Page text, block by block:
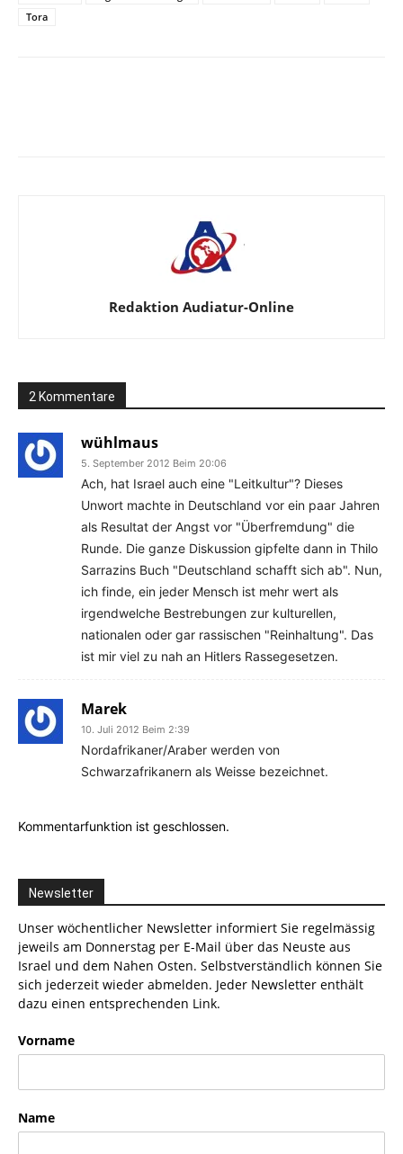
Tora
Redaktion Audiatur-Online
2 Kommentare
wühlmaus
5. September 2012 Beim 20:06
Ach, hat Israel auch eine "Leitkultur"? Dieses
Unwort machte in Deutschland vor ein paar Jahren
als Resultat der Angst vor "Überfremdung" die
Runde. Die ganze Diskussion gipfelte dann in Thilo
Sarrazins Buch "Deutschland schafft sich ab". Nun,
ich finde, ein jeder Mensch ist mehr wert als
irgendwelche Bestrebungen zur kulturellen,
nationalen oder gar rassischen "Reinhaltung". Das
ist mir viel zu nah an Hitlers Rassegesetzen.
Marek
10. Juli 2012 Beim 2:39
Nordafrikaner/Araber werden von
Schwarzafrikanern als Weisse bezeichnet.
Kommentarfunktion ist geschlossen.
Newsletter
Unser wöchentlicher Newsletter informiert Sie regelmässig
jeweils am Donnerstag per E-Mail über das Neuste aus
Israel und dem Nahen Osten. Selbstverständlich können Sie
sich jederzeit wieder abmelden. Jeder Newsletter enthält
dazu einen entsprechenden Link.
Vorname
Name